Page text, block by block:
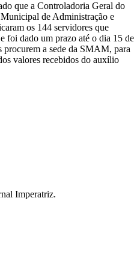
que a Controladoria Geral do
de Administração e
os 144 servidores que
foi dado um prazo até o dia 15 de
procurem a sede da SMAM, para
valores recebidos do auxílio
Imperatriz.